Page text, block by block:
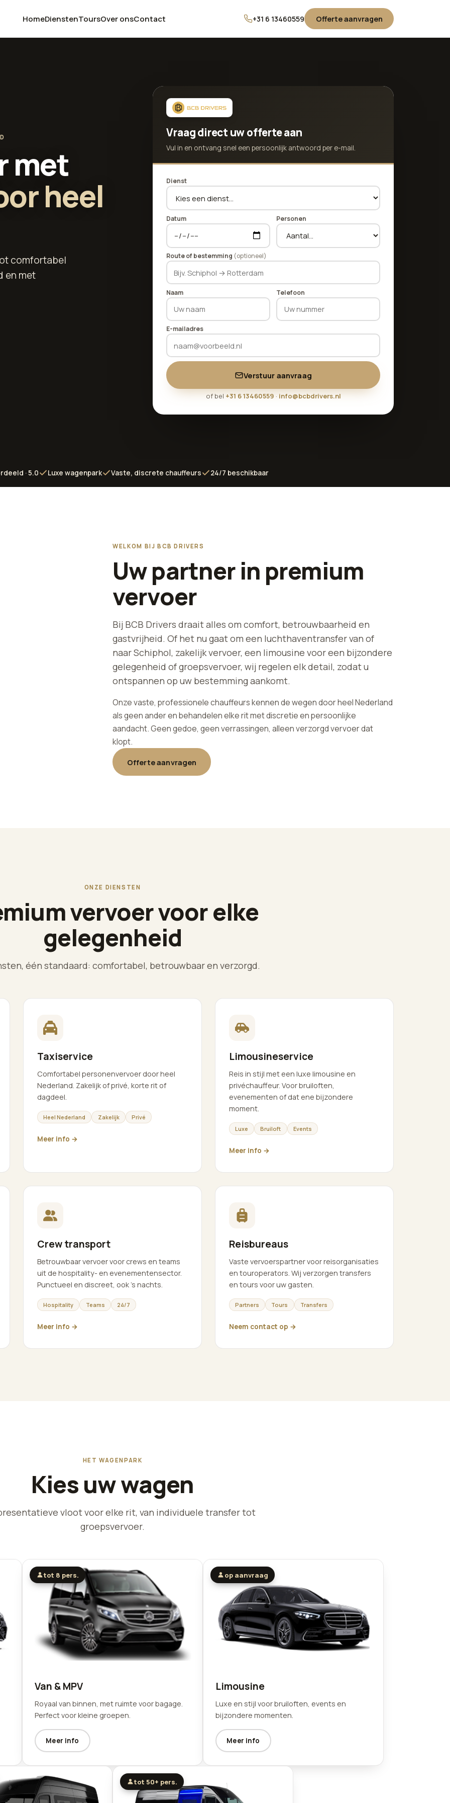
HomeDienstenToursOver onsContact +31 6 13460559 Offerte aanvragen
met
heel
comfortabel
en met
Vraag direct uw offerte aan
Vul in en ontvang snel een persoonlijk antwoord per e-mail.
Dienst
Datum Personen
Route of bestemming (optioneel)
Naam Telefoon
E-mailadres
Verstuur aanvraag
of bel +31 6 13460559 · info@bcbdrivers.nl
· 5.0 Luxe wagenpark Vaste, discrete chauffeurs 24/7 beschikbaar
WELKOM BIJ BCB DRIVERS
Uw partner in premium
vervoer
Bij BCB Drivers draait alles om comfort, betrouwbaarheid en
gastvrijheid. Of het nu gaat om een luchthaventransfer van of
naar Schiphol, zakelijk vervoer, een limousine voor een bijzondere
gelegenheid of groepsvervoer, wij regelen elk detail, zodat u
ontspannen op uw bestemming aankomt.
Onze vaste, professionele chauffeurs kennen de wegen door heel Nederland
als geen ander en behandelen elke rit met discretie en persoonlijke
aandacht. Geen gedoe, geen verrassingen, alleen verzorgd vervoer dat
klopt.
Offerte aanvragen
ONZE DIENSTEN
vervoer voor elke
gelegenheid
één standaard: comfortabel, betrouwbaar en verzorgd.
Taxiservice
Comfortabel personenvervoer door heel
Nederland. Zakelijk of privé, korte rit of
dagdeel.
Heel Nederland Zakelijk Privé
Meer info →
Limousineservice
Reis in stijl met een luxe limousine en
privéchauffeur. Voor bruiloften,
evenementen of dat ene bijzondere
moment.
Luxe Bruiloft Events
Meer info →
Crew transport
Betrouwbaar vervoer voor crews en teams
uit de hospitality- en evenementensector.
Punctueel en discreet, ook 's nachts.
Hospitality Teams 24/7
Meer info →
Reisbureaus
Vaste vervoerspartner voor reisorganisaties
en touroperators. Wij verzorgen transfers
en tours voor uw gasten.
Partners Tours Transfers
Neem contact op →
HET WAGENPARK
Kies uw wagen
vloot voor elke rit, van individuele transfer tot
groepsvervoer.
tot 8 pers.
Van & MPV
Royaal van binnen, met ruimte voor bagage.
Perfect voor kleine groepen.
Meer info
op aanvraag
Limousine
Luxe en stijl voor bruiloften, events en
bijzondere momenten.
Meer info
tot 50+ pers.